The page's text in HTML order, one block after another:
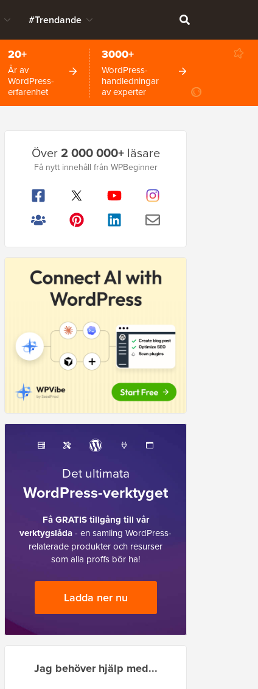
#Trendande
20+
År av
WordPress-
erfarenhet
3000+
WordPress-
handledningar
av experter
Primär
sidofält
Över2 000 000+läsare
Få nytt innehåll från WPBeginner
Det ultimata
WordPress-verktyget
Få GRATIS tillgång till vår
verktygslåda- en samling WordPress-
relaterade produkter och resurser
som alla proffs bör ha!
Ladda ner nu
Jag behöver hjälp med...